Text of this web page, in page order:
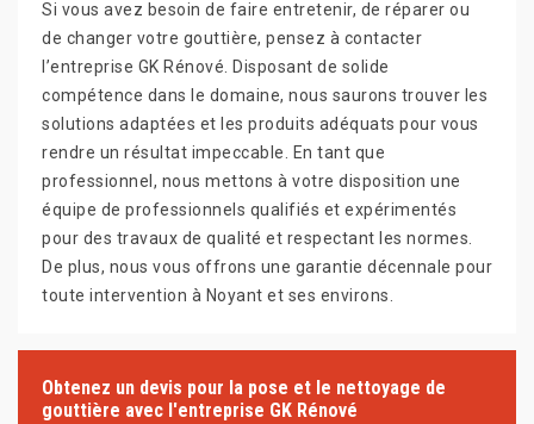
Si vous avez besoin de faire entretenir, de réparer ou
de changer votre gouttière, pensez à contacter
l’entreprise GK Rénové. Disposant de solide
compétence dans le domaine, nous saurons trouver les
solutions adaptées et les produits adéquats pour vous
rendre un résultat impeccable. En tant que
professionnel, nous mettons à votre disposition une
équipe de professionnels qualifiés et expérimentés
pour des travaux de qualité et respectant les normes.
De plus, nous vous offrons une garantie décennale pour
toute intervention à Noyant et ses environs.
Obtenez un devis pour la pose et le nettoyage de
gouttière avec l'entreprise GK Rénové